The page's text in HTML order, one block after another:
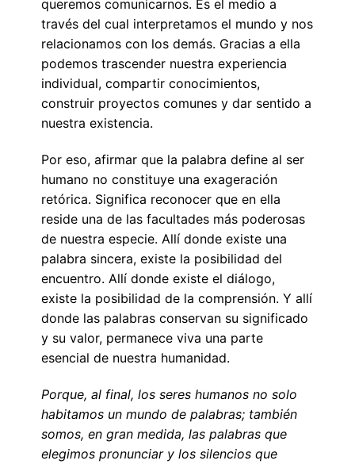
queremos comunicarnos. Es el medio a
través del cual interpretamos el mundo y nos
relacionamos con los demás. Gracias a ella
podemos trascender nuestra experiencia
individual, compartir conocimientos,
construir proyectos comunes y dar sentido a
nuestra existencia.
Por eso, afirmar que la palabra define al ser
humano no constituye una exageración
retórica. Significa reconocer que en ella
reside una de las facultades más poderosas
de nuestra especie. Allí donde existe una
palabra sincera, existe la posibilidad del
encuentro. Allí donde existe el diálogo,
existe la posibilidad de la comprensión. Y allí
donde las palabras conservan su significado
y su valor, permanece viva una parte
esencial de nuestra humanidad.
Porque, al final, los seres humanos no solo
habitamos un mundo de palabras; también
somos, en gran medida, las palabras que
elegimos pronunciar y los silencios que